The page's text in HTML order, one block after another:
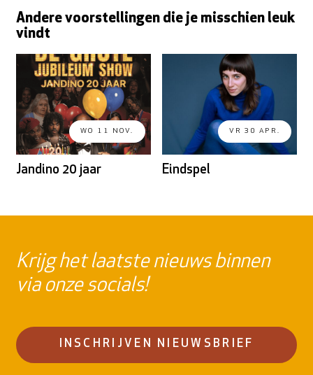
Andere voorstellingen die je misschien leuk
vindt
WO 11 NOV.
Jandino 20 jaar
VR 30 APR.
Eindspel
Krijg het laatste nieuws binnen
via onze socials!
INSCHRIJVEN NIEUWSBRIEF